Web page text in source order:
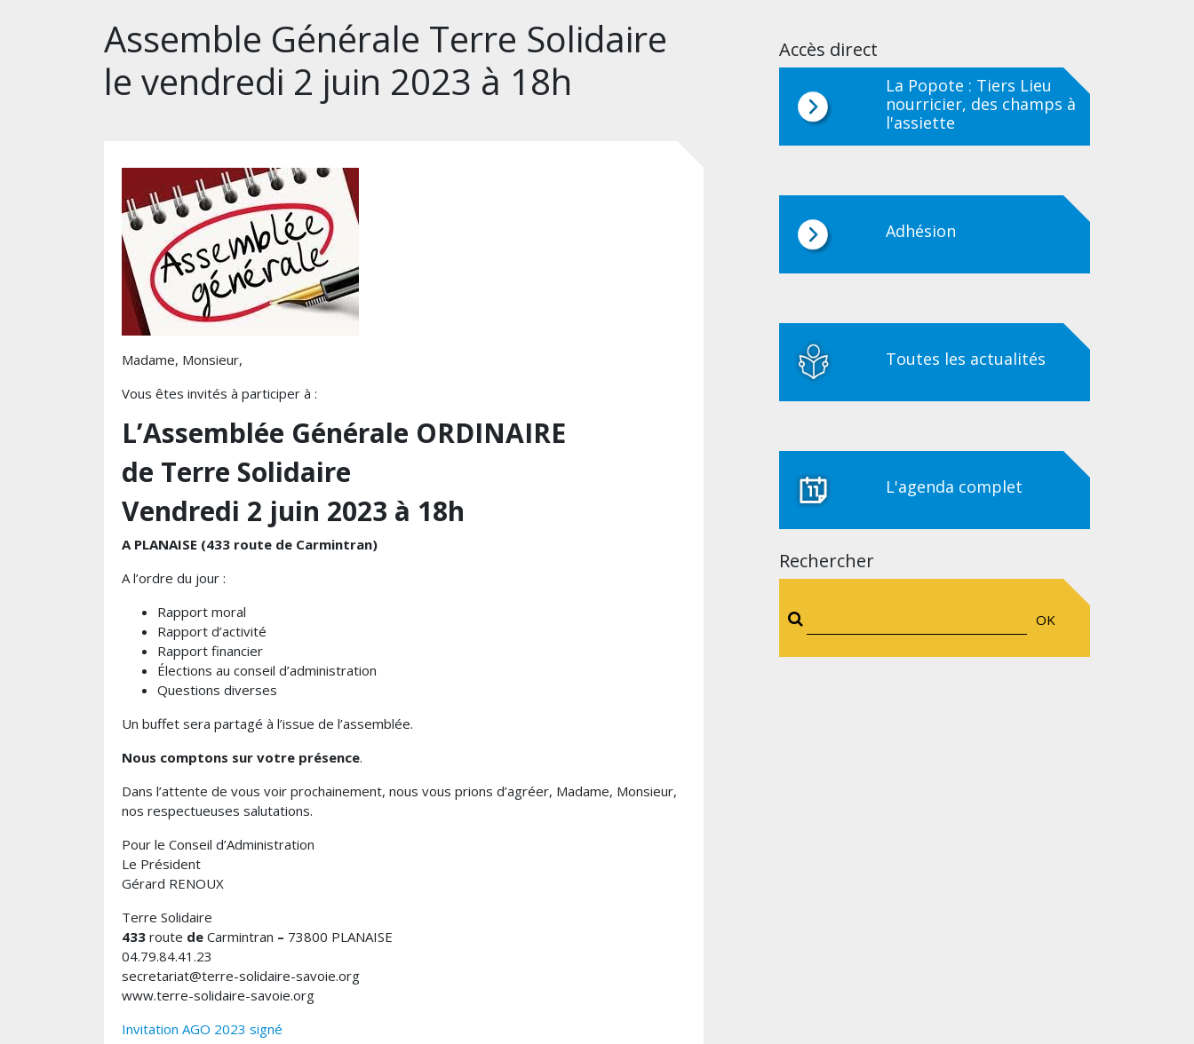
Assemble Générale Terre Solidaire
le vendredi 2 juin 2023 à 18h
Madame, Monsieur,
Vous êtes invités à participer à :
L’Assemblée Générale ORDINAIRE
de Terre Solidaire
Vendredi 2 juin 2023 à 18h
A PLANAISE (433 route de Carmintran)
Al’ordre du jour :
Rapport moral
Rapport d’activité
Rapport financier
Élections au conseil d’administration
Questions diverses
Un buffet sera partagé à l’issue de l’assemblée.
Nous comptons sur votre présence.
Dans l’attente de vous voir prochainement, nous vous prions d’agréer, Madame, Monsieur,
nos respectueuses salutations.
Pour le Conseil d’Administration
Le Président
Gérard RENOUX
Terre Solidaire
433 route de Carmintran – 73800 PLANAISE
04.79.84.41.23
secretariat@terre-solidaire-savoie.org
www.terre-solidaire-savoie.org
Invitation AGO 2023 signé
Accès direct
La Popote : Tiers Lieu
nourricier, des champs à
l'assiette
Adhésion
Toutes les actualités
L'agenda complet
Rechercher
OK